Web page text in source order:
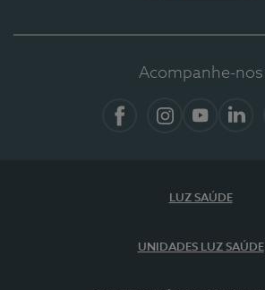
Acompanhe-nos
LUZ SAÚDE
UNIDADES LUZ SAÚDE